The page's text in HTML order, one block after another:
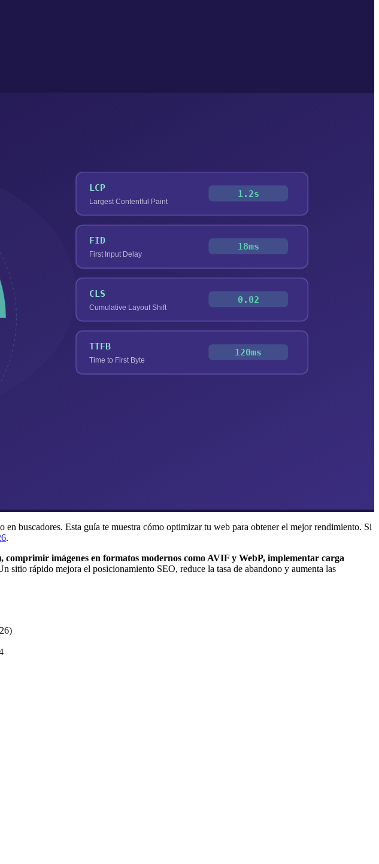
buscadores. Esta guía te muestra cómo optimizar tu web para obtener el mejor rendimiento. Si
.
imágenes en formatos modernos como AVIF y WebP, implementar carga
sitio rápido mejora el posicionamiento SEO, reduce la tasa de abandono y aumenta las